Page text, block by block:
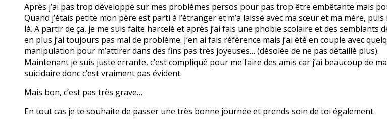
Après j’ai pas trop développé sur mes problèmes persos pour pas trop être embêtante mais
Quand j’étais petite mon père est parti à l’étranger et m’a laissé avec ma sœur et ma mère,
là. A partir de ça, je me suis faite harcelé et après j’ai fais une phobie scolaire et des semblants
en plus j’ai toujours pas mal de problème. J’en ai fais référence mais j’ai été en couple avec
manipulation pour m’attirer dans des fins pas très joyeuses… (désolée de ne pas détaillé plus).
Maintenant je suis juste errante, c’est compliqué pour me faire des amis car j’ai beaucoup de
suicidaire donc c’est vraiment pas évident.
Mais bon, c’est pas très grave…
En tout cas je te souhaite de passer une très bonne journée et prends soin de toi également.